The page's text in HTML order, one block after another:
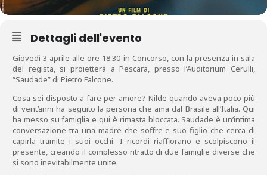
Dettagli dell'evento
Giovedì 3 aprile alle ore 18:30 in Concorso, con la presenza in sala
del regista, si proietterà a Pescara, presso l’Auditorium Cerulli,
“Saudade” di Pietro Falcone.
Cosa sei disposto a fare per amore? Nilde quando aveva poco più
di vent’anni ha seguito la persona che ama dal Brasile all’Italia. Qui
ha messo su famiglia e qui è rimasta bloccata. Saudade è un’intima
conversazione tra una madre che soffre e suo figlio che cerca di
capirla tramite i suoi occhi. I ricordi riaffiorano e scolpiscono il
presente, creando il complesso ritratto di due famiglie diverse che
si sono inevitabilmente unite.